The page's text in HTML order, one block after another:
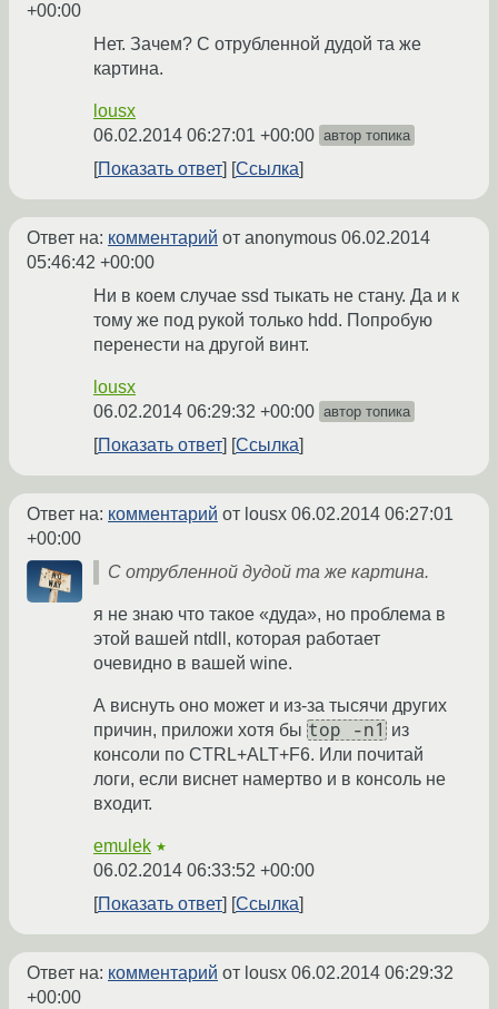
+00:00
Нет. Зачем? С отрубленной дудой та же
картина.
lousx
06.02.2014 06:27:01 +00:00 автор топика
Показать ответ Ссылка
Ответ на: комментарий от anonymous 06.02.2014
05:46:42 +00:00
Ни в коем случае ssd тыкать не стану. Да и к
тому же под рукой только hdd. Попробую
перенести на другой винт.
lousx
06.02.2014 06:29:32 +00:00 автор топика
Показать ответ Ссылка
Ответ на: комментарий от lousx 06.02.2014 06:27:01
+00:00
С отрубленной дудой та же картина.
я не знаю что такое «дуда», но проблема в
этой вашей ntdll, которая работает
очевидно в вашей wine.
А виснуть оно может и из-за тысячи других
причин, приложи хотя бы top -n1
из
консоли по CTRL+ALT+F6. Или почитай
логи, если виснет намертво и в консоль не
входит.
emulek ★
06.02.2014 06:33:52 +00:00
Показать ответ
Ссылка
Ответ на: комментарий от lousx 06.02.2014 06:29:32
+00:00